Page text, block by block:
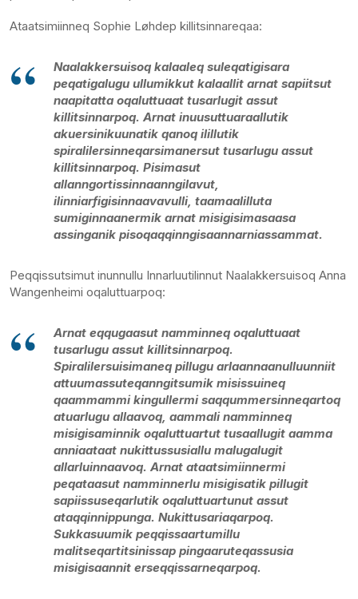
Ataatsimiinneq Sophie Løhdep killitsinnareqaa:
Naalakkersuisoq kalaaleq suleqatigisara
peqatigalugu ullumikkut kalaallit arnat sapiitsut
naapitatta oqaluttuaat tusarlugit assut
killitsinnarpoq. Arnat inuusuttuaraallutik
akuersinikuunatik qanoq ilillutik
spiralilersinneqarsimanersut tusarlugu assut
killitsinnarpoq. Pisimasut
allanngortissinnaanngilavut,
ilinniarfigisinnaavavulli, taamaalilluta
sumiginnaanermik arnat misigisimasaasa
assinganik pisoqaqqinngisaannarniassammat.
Peqqissutsimut inunnullu Innarluutilinnut Naalakkersuisoq Anna
Wangenheimi oqaluttuarpoq:
Arnat eqqugaasut namminneq oqaluttuaat
tusarlugu assut killitsinnarpoq.
Spiralilersuisimaneq pillugu arlaannaanulluunniit
attuumassuteqanngitsumik misissuineq
qaammammi kingullermi saqqummersinneqartoq
atuarlugu allaavoq, aammali namminneq
misigisaminnik oqaluttuartut tusaallugit aamma
anniaataat nukittussusiallu malugalugit
allarluinnaavoq. Arnat ataatsimiinnermi
peqataasut namminnerlu misigisatik pillugit
sapiissuseqarlutik oqaluttuartunut assut
ataqqinnippunga. Nukittusariaqarpoq.
Sukkasuumik peqqissaartumillu
malitseqartitsinissap pingaaruteqassusia
misigisaannit erseqqissarneqarpoq.